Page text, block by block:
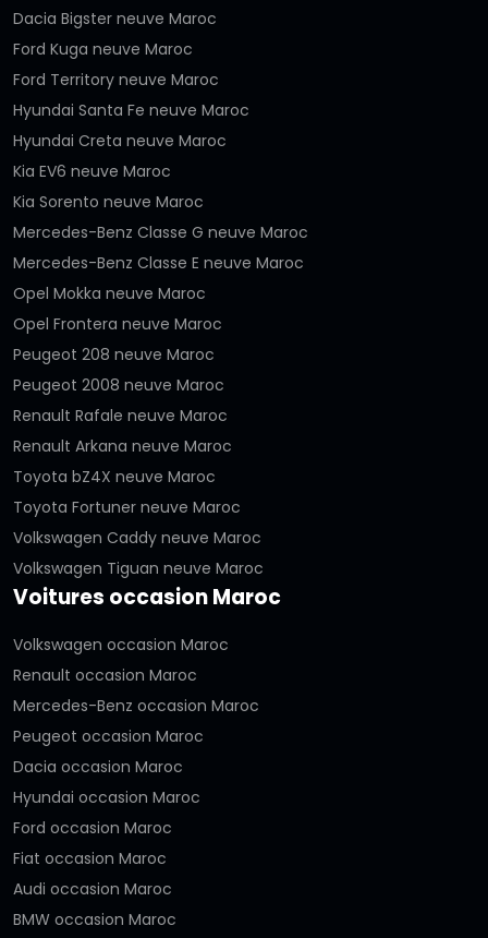
Dacia Bigster neuve Maroc
Ford Kuga neuve Maroc
Ford Territory neuve Maroc
Hyundai Santa Fe neuve Maroc
Hyundai Creta neuve Maroc
Kia EV6 neuve Maroc
Kia Sorento neuve Maroc
Mercedes-Benz Classe G neuve Maroc
Mercedes-Benz Classe E neuve Maroc
Opel Mokka neuve Maroc
Opel Frontera neuve Maroc
Peugeot 208 neuve Maroc
Peugeot 2008 neuve Maroc
Renault Rafale neuve Maroc
Renault Arkana neuve Maroc
Toyota bZ4X neuve Maroc
Toyota Fortuner neuve Maroc
Volkswagen Caddy neuve Maroc
Volkswagen Tiguan neuve Maroc
Voitures occasion Maroc
Volkswagen occasion Maroc
Renault occasion Maroc
Mercedes-Benz occasion Maroc
Peugeot occasion Maroc
Dacia occasion Maroc
Hyundai occasion Maroc
Ford occasion Maroc
Fiat occasion Maroc
Audi occasion Maroc
BMW occasion Maroc